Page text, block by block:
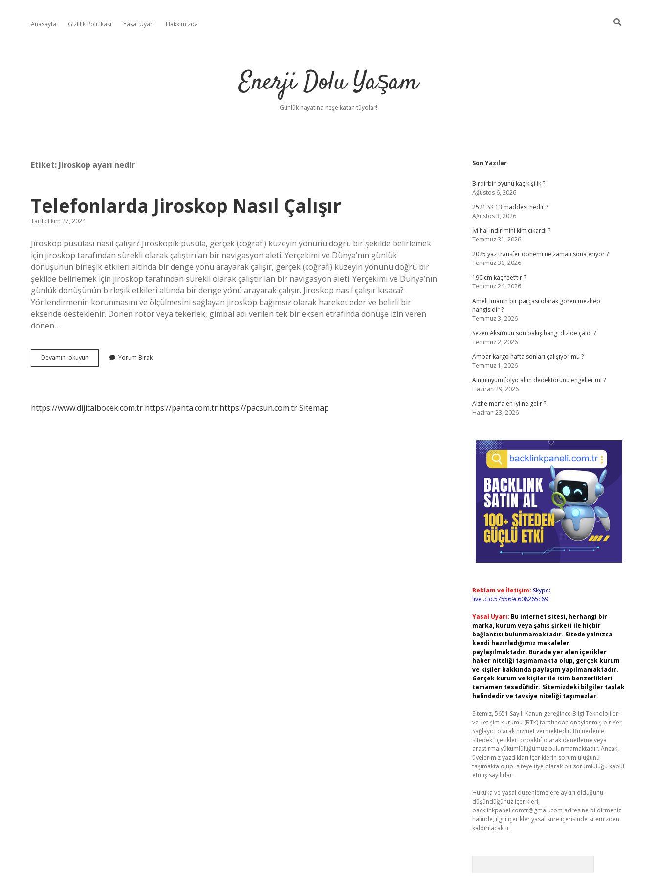
Anasayfa Gizlilik Politikası Yasal Uyarı Hakkımızda
Enerji Dolu Yaşam
Günlük hayatına neşe katan tüyolar!
Etiket: Jiroskop ayarı nedir
Telefonlarda Jiroskop Nasıl Çalışır
Tarih: Ekim 27, 2024
Jiroskop pusulası nasıl çalışır? Jiroskopik pusula, gerçek (coğrafi) kuzeyin yönünü doğru bir şekilde belirlemek
için jiroskop tarafından sürekli olarak çalıştırılan bir navigasyon aleti. Yerçekimi ve Dünya’nın günlük
dönüşünün birleşik etkileri altında bir denge yönü arayarak çalışır, gerçek (coğrafi) kuzeyin yönünü doğru bir
şekilde belirlemek için jiroskop tarafından sürekli olarak çalıştırılan bir navigasyon aleti. Yerçekimi ve Dünya’nın
günlük dönüşünün birleşik etkileri altında bir denge yönü arayarak çalışır. Jiroskop nasıl çalışır kısaca?
Yönlendirmenin korunmasını ve ölçülmesini sağlayan jiroskop bağımsız olarak hareket eder ve belirli bir
eksende desteklenir. Dönen rotor veya tekerlek, gimbal adı verilen tek bir eksen etrafında dönüşe izin veren
dönen…
Devamını okuyun Telefonlarda
Jiroskop
Yorum Bırak
https://www.dijitalbocek.com.tr https://panta.com.tr https://pacsun.com.trSitemap
Sidebar
Son Yazılar
Birdirbir oyunu kaç kişilik ?
Ağustos 6, 2026
2521 SK 13 maddesi nedir ?
Ağustos 3, 2026
İyi hal indirimini kim çıkardı ?
Temmuz 31, 2026
2025 yaz transfer dönemi ne zaman sona eriyor ?
Temmuz 30, 2026
190 cm kaç feet’tir ?
Temmuz 24, 2026
Ameli imanın bir parçası olarak gören mezhep
hangisidir ?
Temmuz 3, 2026
Sezen Aksu’nun son bakış hangi dizide çaldı ?
Temmuz 2, 2026
Ambar kargo hafta sonları çalışıyor mu ?
Temmuz 1, 2026
Alüminyum folyo altın dedektörünü engeller mi ?
Haziran 29, 2026
Alzheimer’a en iyi ne gelir ?
Haziran 23, 2026
Reklam ve İletişim: Skype:
live:.cid.575569c608265c69
Yasal Uyarı: Bu internet sitesi, herhangi bir
marka, kurum veya şahıs şirketi ile hiçbir
bağlantısı bulunmamaktadır. Sitede yalnızca
kendi hazırladığımız makaleler
paylaşılmaktadır. Burada yer alan içerikler
haber niteliği taşımamakta olup, gerçek kurum
ve kişiler hakkında paylaşım yapılmamaktadır.
Gerçek kurum ve kişiler ile isim benzerlikleri
tamamen tesadüfidir. Sitemizdeki bilgiler taslak
halindedir ve tavsiye niteliği taşımazlar.
Sitemiz, 5651 Sayılı Kanun gereğince Bilgi Teknolojileri
ve İletişim Kurumu (BTK) tarafından onaylanmış bir Yer
Sağlayıcı olarak hizmet vermektedir. Bu nedenle,
sitedeki içerikleri proaktif olarak denetleme veya
araştırma yükümlülüğümüz bulunmamaktadır. Ancak,
üyelerimiz yazdıkları içeriklerin sorumluluğunu
taşımakta olup, siteye üye olarak bu sorumluluğu kabul
etmiş sayılırlar.
Hukuka ve yasal düzenlemelere aykırı olduğunu
düşündüğünüz içerikleri,
backlinkpanelicomtr@gmail.com adresine bildirmeniz
halinde, ilgili içerikler yasal süre içerisinde sitemizden
kaldırılacaktır.